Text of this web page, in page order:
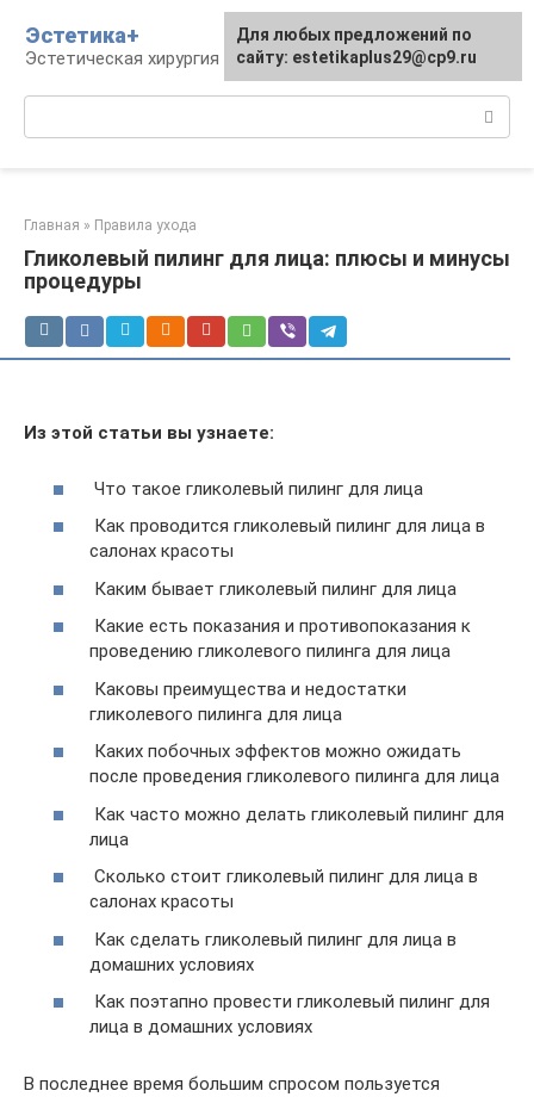
контенту
Эстетика+
Эстетическая хирургия и косметология
Главная » Правила ухода
Гликолевый пилинг для лица: плюсы и минусы
процедуры
Из этой статьи вы узнаете:
Что такое гликолевый пилинг для лица
Как проводится гликолевый пилинг для лица в
салонах красоты
Каким бывает гликолевый пилинг для лица
Какие есть показания и противопоказания к
проведению гликолевого пилинга для лица
Каковы преимущества и недостатки
гликолевого пилинга для лица
Каких побочных эффектов можно ожидать
после проведения гликолевого пилинга для лица
Как часто можно делать гликолевый пилинг для
лица
Сколько стоит гликолевый пилинг для лица в
салонах красоты
Как сделать гликолевый пилинг для лица в
домашних условиях
Как поэтапно провести гликолевый пилинг для
лица в домашних условиях
В последнее время большим спросом пользуется
Для любых предложений по
сайту: estetikaplus29@cp9.ru